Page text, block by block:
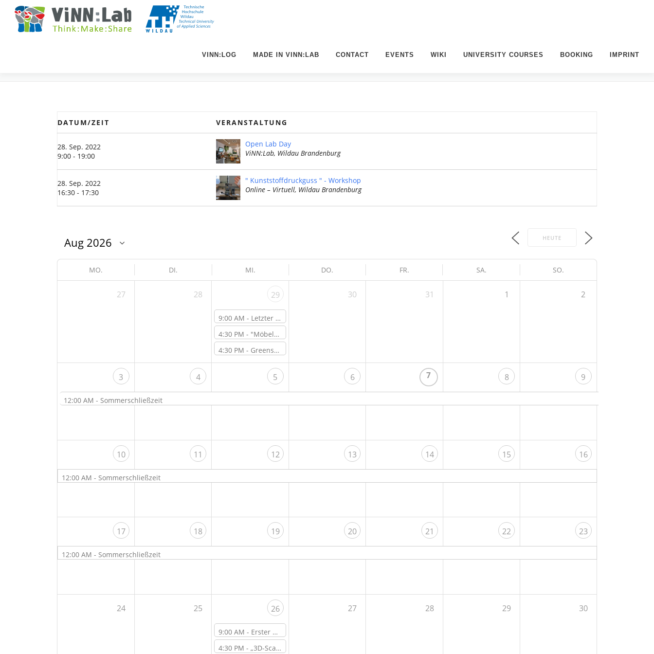
Inhalt
springen
VINN:LOG MADE IN VINN:LAB CONTACT EVENTS WIKI UNIVERSITY COURSES BOOKING IMPRINT
DATUM/ZEIT VERANSTALTUNG
28. Sep. 2022
9:00 - 19:00
Open Lab Day
ViNN:Lab, Wildau Brandenburg
28. Sep. 2022
16:30 - 17:30
" Kunststoffdruckguss " - Workshop
Online – Virtuell, Wildau Brandenburg
HEUTE
MO. DI. MI. DO. FR. SA. SO.
27 28 29
9:00 AM - Letzter Open Lab Day vor der Sommerschließzeit
4:30 PM - "Möbel-Makeover" – Online-Workshop
4:30 PM - Greenspace Get Together – vor Ort im ViNN:Lab
30 31 1 2
3
12:00 AM - Sommerschließzeit
4 5 6 7 8 9
10
12:00 AM - Sommerschließzeit
11 12 13 14 15 16
17
12:00 AM - Sommerschließzeit
18 19 20 21 22 23
24 25 26
9:00 AM - Erster Open Lab Day nach der Sommerschließzeit
4:30 PM -„3D-Scan-Sprechstunde – Beratung & Vorführung“ – Workshop vor Ort im ViNN:Lab
27 28 29 30